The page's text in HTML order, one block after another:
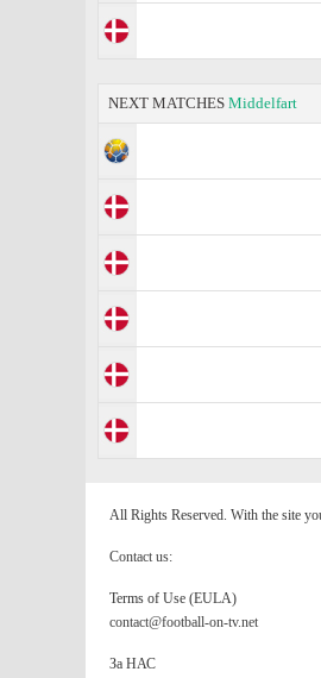
NEXT MATCHES Middelfart
All Rights Reserved. With the site
Contact us:
Terms of Use (EULA)
contact@football-on-tv.net
За НАС